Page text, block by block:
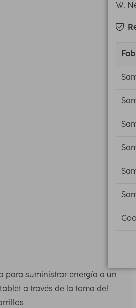
W,
para suministrar energía a un
a través de la toma del